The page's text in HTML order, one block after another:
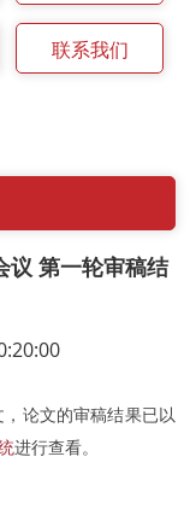
联系我们
议 第一轮审稿结
论文的审稿结果已以
进行查看。